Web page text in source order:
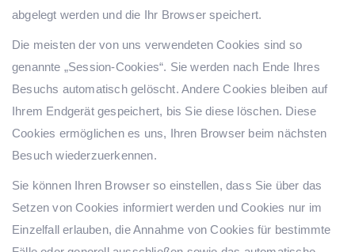
abgelegt werden und die Ihr Browser speichert.
Die meisten der von uns verwendeten Cookies sind so
genannte „Session-Cookies“. Sie werden nach Ende Ihres
Besuchs automatisch gelöscht. Andere Cookies bleiben auf
Ihrem Endgerät gespeichert, bis Sie diese löschen. Diese
Cookies ermöglichen es uns, Ihren Browser beim nächsten
Besuch wiederzuerkennen.
Sie können Ihren Browser so einstellen, dass Sie über das
Setzen von Cookies informiert werden und Cookies nur im
Einzelfall erlauben, die Annahme von Cookies für bestimmte